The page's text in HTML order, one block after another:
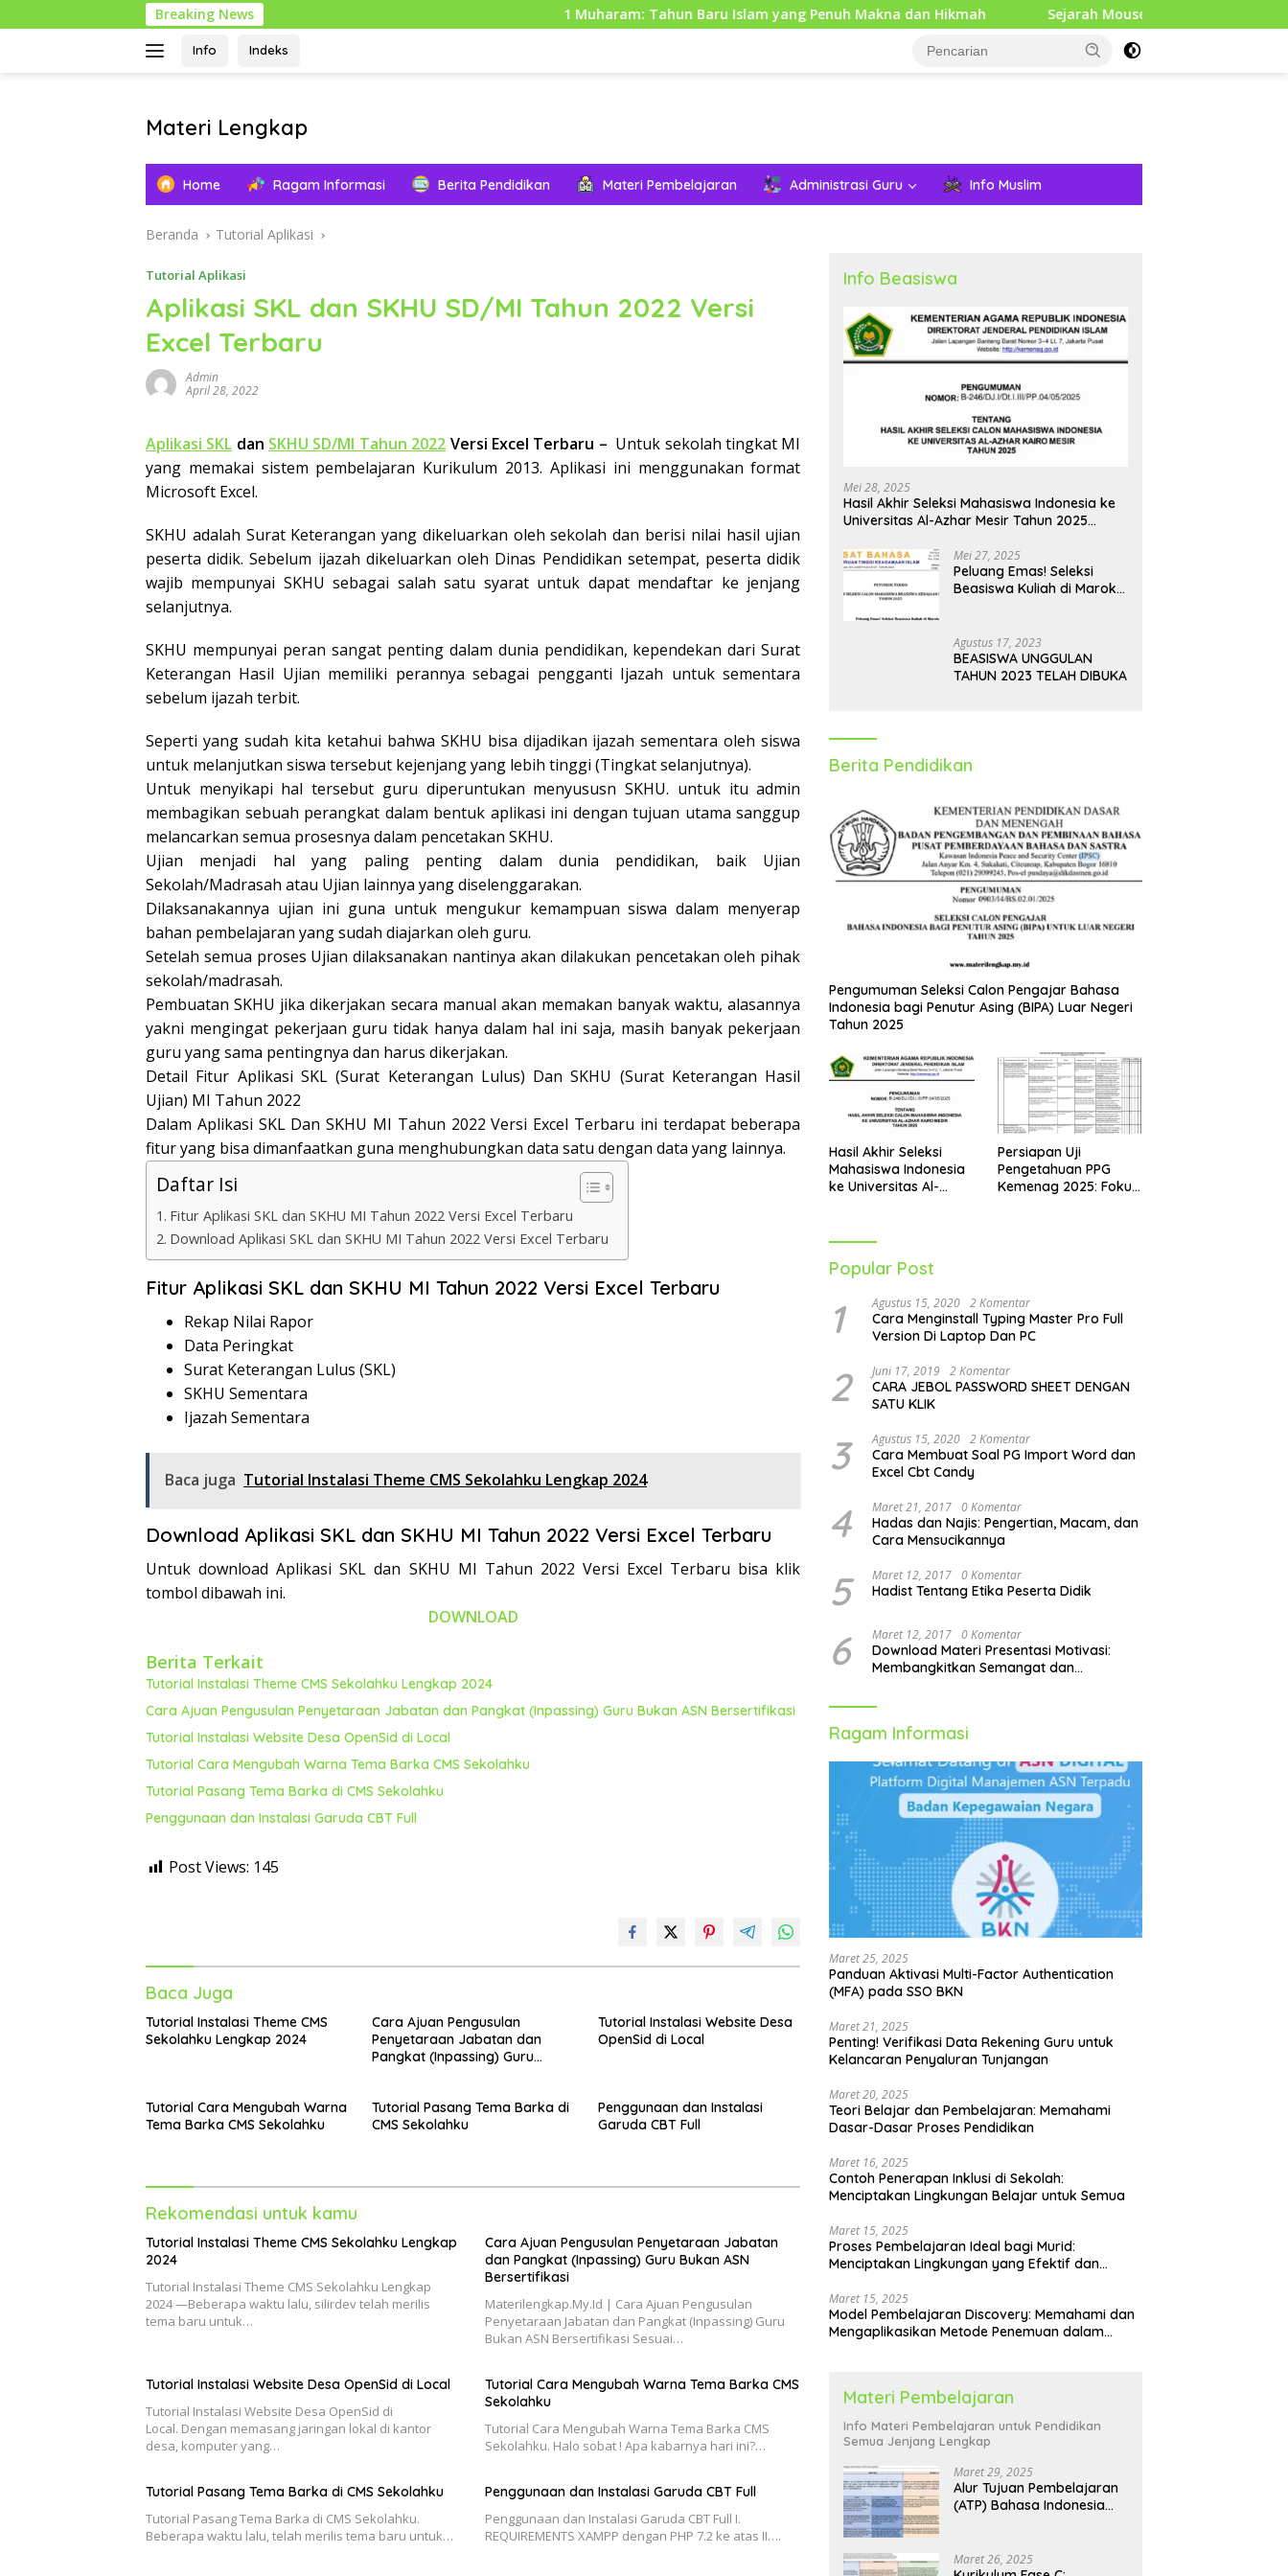
ke
Breaking News 1 Muharam: Tahun Baru Islam yang Penuh Makna dan Hikmah Sejarah Mouse Komputer: Dari Penemuan
Info Indeks
Materi Lengkap
Pendidikan
Lengkap
Home Ragam Informasi Berita Pendidikan Materi Pembelajaran Administrasi Guru Info Muslim
Beranda Tutorial Aplikasi
Tutorial Aplikasi
Aplikasi SKL dan SKHU SD/MI Tahun 2022 Versi
Excel Terbaru
Admin
April 28, 2022
Aplikasi SKL dan SKHU SD/MI Tahun 2022 Versi Excel Terbaru – Untuk sekolah tingkat MI
yang memakai sistem pembelajaran Kurikulum 2013. Aplikasi ini menggunakan format
Microsoft Excel.
SKHU adalah Surat Keterangan yang dikeluarkan oleh sekolah dan berisi nilai hasil ujian
peserta didik. Sebelum ijazah dikeluarkan oleh Dinas Pendidikan setempat, peserta didik
wajib mempunyai SKHU sebagai salah satu syarat untuk dapat mendaftar ke jenjang
selanjutnya.
SKHU mempunyai peran sangat penting dalam dunia pendidikan, kependekan dari Surat
Keterangan Hasil Ujian memiliki perannya sebagai pengganti Ijazah untuk sementara
sebelum ijazah terbit.
Seperti yang sudah kita ketahui bahwa SKHU bisa dijadikan ijazah sementara oleh siswa
untuk melanjutkan siswa tersebut kejenjang yang lebih tinggi (Tingkat selanjutnya).
Untuk menyikapi hal tersebut guru diperuntukan menyususn SKHU. untuk itu admin
membagikan sebuah perangkat dalam bentuk aplikasi ini dengan tujuan utama sanggup
melancarkan semua prosesnya dalam pencetakan SKHU.
Ujian menjadi hal yang paling penting dalam dunia pendidikan, baik Ujian
Sekolah/Madrasah atau Ujian lainnya yang diselenggarakan.
Dilaksanakannya ujian ini guna untuk mengukur kemampuan siswa dalam menyerap
bahan pembelajaran yang sudah diajarkan oleh guru.
Setelah semua proses Ujian dilaksanakan nantinya akan dilakukan pencetakan oleh pihak
sekolah/madrasah.
Pembuatan SKHU jika dikerjakan secara manual akan memakan banyak waktu, alasannya
yakni mengingat pekerjaan guru tidak hanya dalam hal ini saja, masih banyak pekerjaan
guru yang sama pentingnya dan harus dikerjakan.
Detail Fitur Aplikasi SKL (Surat Keterangan Lulus) Dan SKHU (Surat Keterangan Hasil
Ujian) MI Tahun 2022
Dalam Aplikasi SKL Dan SKHU MI Tahun 2022 Versi Excel Terbaru ini terdapat beberapa
fitur yang bisa dimanfaatkan guna menghubungkan data satu dengan data yang lainnya.
Daftar Isi
Fitur Aplikasi SKL dan SKHU MI Tahun 2022 Versi Excel Terbaru
Download Aplikasi SKL dan SKHU MI Tahun 2022 Versi Excel Terbaru
Fitur Aplikasi SKL dan SKHU MI Tahun 2022 Versi Excel Terbaru
Rekap Nilai Rapor
Data Peringkat
Surat Keterangan Lulus (SKL)
SKHU Sementara
Ijazah Sementara
Baca juga Tutorial Instalasi Theme CMS Sekolahku Lengkap 2024
Download Aplikasi SKL dan SKHU MI Tahun 2022 Versi Excel Terbaru
Untuk download Aplikasi SKL dan SKHU MI Tahun 2022 Versi Excel Terbaru bisa klik
tombol dibawah ini.
DOWNLOAD
Berita Terkait
Tutorial Instalasi Theme CMS Sekolahku Lengkap 2024
Cara Ajuan Pengusulan Penyetaraan Jabatan dan Pangkat (Inpassing) Guru Bukan ASN Bersertifikasi
Tutorial Instalasi Website Desa OpenSid di Local
Tutorial Cara Mengubah Warna Tema Barka CMS Sekolahku
Tutorial Pasang Tema Barka di CMS Sekolahku
Penggunaan dan Instalasi Garuda CBT Full
Post Views: 145
Baca Juga
Tutorial Instalasi Theme CMS
Sekolahku Lengkap 2024
Cara Ajuan Pengusulan
Penyetaraan Jabatan dan
Pangkat (Inpassing) Guru
Tutorial Instalasi Website Desa
OpenSid di Local
Tutorial Cara Mengubah Warna
Tema Barka CMS Sekolahku
Tutorial Pasang Tema Barka di
CMS Sekolahku
Penggunaan dan Instalasi
Garuda CBT Full
Rekomendasi untuk kamu
Tutorial Instalasi Theme CMS Sekolahku Lengkap
2024
Tutorial Instalasi Theme CMS Sekolahku Lengkap
2024 —Beberapa waktu lalu, silirdev telah merilis
tema baru untuk…
Cara Ajuan Pengusulan Penyetaraan Jabatan
dan Pangkat (Inpassing) Guru Bukan ASN
Bersertifikasi
Materilengkap.My.Id | Cara Ajuan Pengusulan
Penyetaraan Jabatan dan Pangkat (Inpassing) Guru
Bukan ASN Bersertifikasi Sesuai…
Tutorial Instalasi Website Desa OpenSid di Local
Tutorial Instalasi Website Desa OpenSid di
Local. Dengan memasang jaringan lokal di kantor
desa, komputer yang…
Tutorial Cara Mengubah Warna Tema Barka CMS
Sekolahku
Tutorial Cara Mengubah Warna Tema Barka CMS
Sekolahku. Halo sobat ! Apa kabarnya hari ini?…
Tutorial Pasang Tema Barka di CMS Sekolahku
Tutorial Pasang Tema Barka di CMS Sekolahku.
Beberapa waktu lalu, telah merilis tema baru untuk…
Penggunaan dan Instalasi Garuda CBT Full
Penggunaan dan Instalasi Garuda CBT Full I.
REQUIREMENTS XAMPP dengan PHP 7.2 ke atas II….
Info Beasiswa
Mei 28, 2025
Hasil Akhir Seleksi Mahasiswa Indonesia ke
Universitas Al-Azhar Mesir Tahun 2025
Mei 27, 2025
Peluang Emas! Seleksi
Beasiswa Kuliah di Maroko
Agustus 17, 2023
BEASISWA UNGGULAN
TAHUN 2023 TELAH DIBUKA
Berita Pendidikan
Pengumuman Seleksi Calon Pengajar Bahasa
Indonesia bagi Penutur Asing (BIPA) Luar Negeri
Tahun 2025
Hasil Akhir Seleksi
Mahasiswa Indonesia
ke Universitas Al-
Persiapan Uji
Pengetahuan PPG
Kemenag 2025: Fokus
Popular Post
1 Agustus 15, 2020 2 Komentar
Cara Menginstall Typing Master Pro Full
Version Di Laptop Dan PC
2 Juni 17, 2019 2 Komentar
CARA JEBOL PASSWORD SHEET DENGAN
SATU KLIK
3 Agustus 15, 2020 2 Komentar
Cara Membuat Soal PG Import Word dan
Excel Cbt Candy
4 Maret 21, 2017 0 Komentar
Hadas dan Najis: Pengertian, Macam, dan
Cara Mensucikannya
5 Maret 12, 2017 0 Komentar
Hadist Tentang Etika Peserta Didik
6 Maret 12, 2017 0 Komentar
Download Materi Presentasi Motivasi:
Membangkitkan Semangat dan
Ragam Informasi
Maret 25, 2025
Panduan Aktivasi Multi-Factor Authentication
(MFA) pada SSO BKN
Maret 21, 2025
Penting! Verifikasi Data Rekening Guru untuk
Kelancaran Penyaluran Tunjangan
Maret 20, 2025
Teori Belajar dan Pembelajaran: Memahami
Dasar-Dasar Proses Pendidikan
Maret 16, 2025
Contoh Penerapan Inklusi di Sekolah:
Menciptakan Lingkungan Belajar untuk Semua
Maret 15, 2025
Proses Pembelajaran Ideal bagi Murid:
Menciptakan Lingkungan yang Efektif dan
Maret 15, 2025
Model Pembelajaran Discovery: Memahami dan
Mengaplikasikan Metode Penemuan dalam
Materi Pembelajaran
Info Materi Pembelajaran untuk Pendidikan
Semua Jenjang Lengkap
Maret 29, 2025
Alur Tujuan Pembelajaran
(ATP) Bahasa Indonesia
Maret 26, 2025